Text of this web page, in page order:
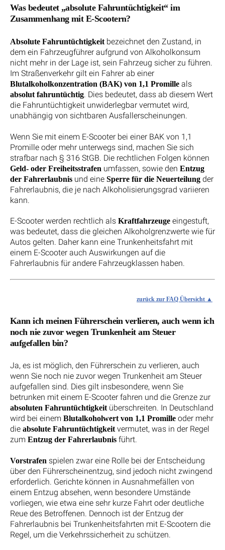
Was bedeutet „absolute Fahruntüchtigkeit“ im
Zusammenhang mit E-Scootern?
Absolute Fahruntüchtigkeit bezeichnet den Zustand, in
dem ein Fahrzeugführer aufgrund von Alkoholkonsum
nicht mehr in der Lage ist, sein Fahrzeug sicher zu führen.
Im Straßenverkehr gilt ein Fahrer ab einer
Blutalkoholkonzentration (BAK) von 1,1 Promille als
absolut fahruntüchtig. Dies bedeutet, dass ab diesem Wert
die Fahruntüchtigkeit unwiderlegbar vermutet wird,
unabhängig von sichtbaren Ausfallerscheinungen.
Wenn Sie mit einem E-Scooter bei einer BAK von 1,1
Promille oder mehr unterwegs sind, machen Sie sich
strafbar nach § 316 StGB. Die rechtlichen Folgen können
Geld- oder Freiheitsstrafen umfassen, sowie den Entzug
der Fahrerlaubnis und eine Sperre für die Neuerteilung der
Fahrerlaubnis, die je nach Alkoholisierungsgrad variieren
kann.
E-Scooter werden rechtlich als Kraftfahrzeuge eingestuft,
was bedeutet, dass die gleichen Alkoholgrenzwerte wie für
Autos gelten. Daher kann eine Trunkenheitsfahrt mit
einem E-Scooter auch Auswirkungen auf die
Fahrerlaubnis für andere Fahrzeugklassen haben.
zurück zur FAQ Übersicht
Kann ich meinen Führerschein verlieren, auch wenn ich
noch nie zuvor wegen Trunkenheit am Steuer
aufgefallen bin?
Ja, es ist möglich, den Führerschein zu verlieren, auch
wenn Sie noch nie zuvor wegen Trunkenheit am Steuer
aufgefallen sind. Dies gilt insbesondere, wenn Sie
betrunken mit einem E-Scooter fahren und die Grenze zur
absoluten Fahruntüchtigkeitüberschreiten. In Deutschland
wird bei einem Blutalkoholwert von 1,1 Promille oder mehr
die absolute Fahruntüchtigkeitvermutet, was in der Regel
zum Entzug der Fahrerlaubnis führt.
Vorstrafen spielen zwar eine Rolle bei der Entscheidung
über den Führerscheinentzug, sind jedoch nicht zwingend
erforderlich. Gerichte können in Ausnahmefällen von
einem Entzug absehen, wenn besondere Umstände
vorliegen, wie etwa eine sehr kurze Fahrt oder deutliche
Reue des Betroffenen. Dennoch ist der Entzug der
Fahrerlaubnis bei Trunkenheitsfahrten mit E-Scootern die
Regel, um die Verkehrssicherheit zu schützen.